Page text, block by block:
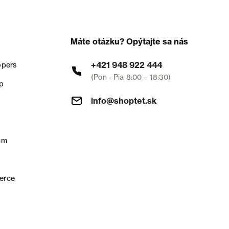
Máte otázku? Opýtajte sa nás
+421 948 922 444
(Pon - Pia 8:00 – 18:30)
info@shoptet.sk